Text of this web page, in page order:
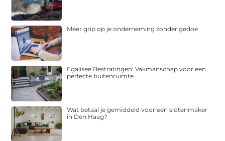
Meer grip op je onderneming zonder gedoe
Egalisee Bestratingen: Vakmanschap voor een
perfecte buitenruimte
Wat betaal je gemiddeld voor een slotenmaker
in Den Haag?